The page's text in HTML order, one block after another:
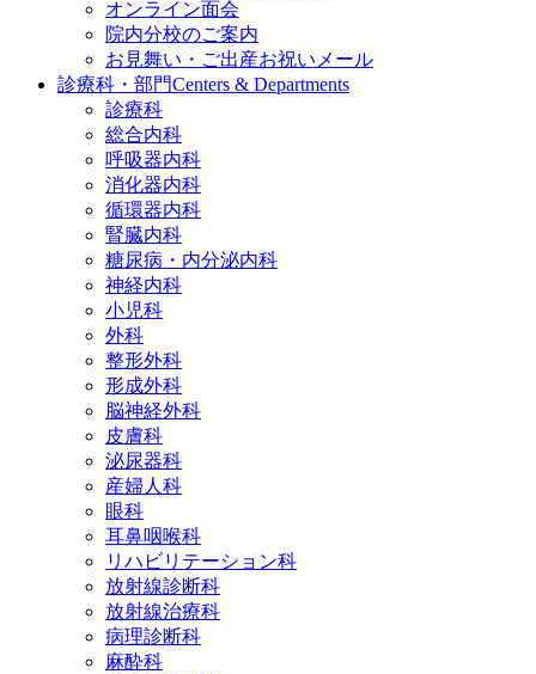
オンライン面会
院内分校のご案内
お見舞い・ご出産お祝いメール
診療科・部門Centers & Departments
診療科
総合内科
呼吸器内科
消化器内科
循環器内科
腎臓内科
糖尿病・内分泌内科
神経内科
小児科
外科
整形外科
形成外科
脳神経外科
皮膚科
泌尿器科
産婦人科
眼科
耳鼻咽喉科
リハビリテーション科
放射線診断科
放射線治療科
病理診断科
麻酔科